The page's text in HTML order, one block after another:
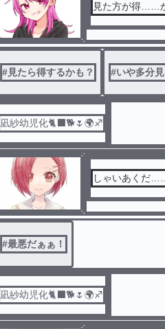
見た方が得……
#見たら得するかも？ #いや多分
凪紗幼児化🐈⬛🐕🌷🌍♐
しゃいあくだ
#最悪だぁぁ！
凪紗幼児化🐈⬛🐕🌷🌍♐